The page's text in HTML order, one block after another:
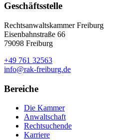
Geschäftsstelle
Rechtsanwaltskammer Freiburg
Eisenbahnstraße 66
79098 Freiburg
+49 761 32563
info@rak-freiburg.de
Bereiche
Die Kammer
Anwaltschaft
Rechtsuchende
Karriere